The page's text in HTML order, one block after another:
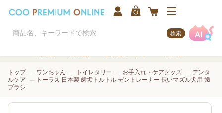
検索
トップ ワンちゃん トイレタリー お手入れ・ケアグッズ
デンタ
ルケア
トーラス 日本製 歯垢トルトル デントレーナー 長いマズル犬用 歯
ブラシ